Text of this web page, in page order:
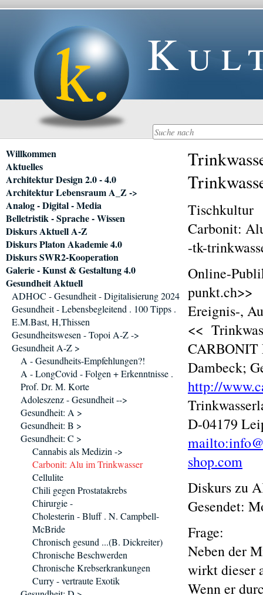
Tischkultur
Carbonit:
-tk-
Online-
punkt.ch>>
Ereignis-,
<<
CARBONIT
Dambeck;
http://
D-04179
shop.com
Diskurs zu
Gesendet:
Frage:
Neben der
wirkt dieser
Wenn er
Navigation
überspringen
Willkommen
Aktuelles
Architektur Design 2.0 - 4.0
Architektur Lebensraum A_Z ->
Analog - Digital - Media
Belletristik - Sprache - Wissen
Diskurs Aktuell A-Z
Diskurs Platon Akademie 4.0
Diskurs SWR2-Kooperation
Galerie - Kunst & Gestaltung 4.0
Gesundheit Aktuell
ADHOC - Gesundheit - Digitalisierung 2024
Gesundheit - Lebensbegleitend . 100 Tipps .
E.M.Bast, H,Thissen
Gesundheitswesen - Topoi A-Z ->
Gesundheit A-Z >
A - Gesundheits-Empfehlungen?!
A - LongCovid - Folgen + Erkenntnisse .
Prof. Dr. M. Korte
Adoleszenz - Gesundheit -->
Gesundheit: A >
Gesundheit: B >
Gesundheit: C >
Cannabis als Medizin ->
Carbonit: Alu im Trinkwasser
Cellulite
Chili gegen Prostatakrebs
Chirurgie -
Cholesterin - Bluff . N. Campbell-
McBride
Chronisch gesund ...(B. Dickreiter)
Chronische Beschwerden
Chronische Krebserkrankungen
Curry - vertraute Exotik